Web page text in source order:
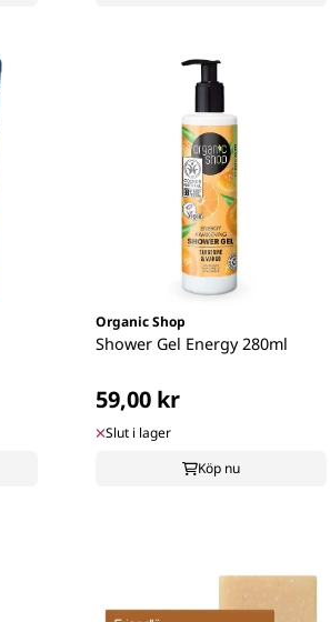
Organic Shop
Shower Gel Energy 280ml
59,00 kr
Slut i lager
Köp nu